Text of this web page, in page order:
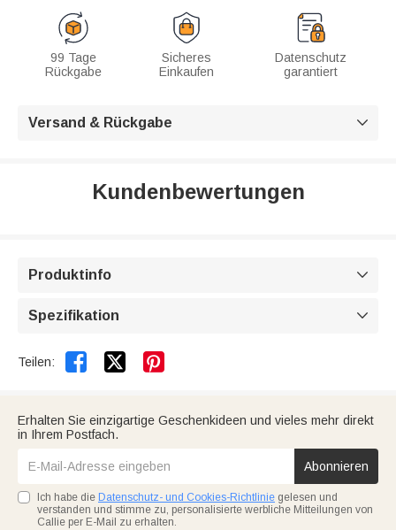
99 Tage
Rückgabe
Sicheres
Einkaufen
Datenschutz
garantiert
Versand & Rückgabe 
Kundenbewertungen
Produktinfo 
Spezifikation 
Teilen:  
Erhalten Sie einzigartige Geschenkideen und vieles mehr direkt
in Ihrem Postfach.
Abonnieren
Ich habe die Datenschutz- und Cookies-Richtlinie gelesen und
verstanden und stimme zu, personalisierte werbliche Mitteilungen von
Callie per E-Mail zu erhalten.